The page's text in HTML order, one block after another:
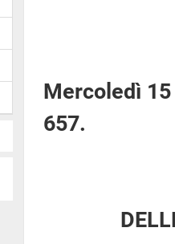
Mercoledì
657.